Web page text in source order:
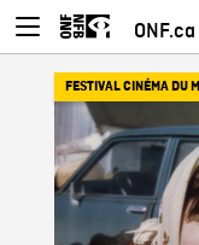
ONF.ca
FESTIVAL CINÉMA DU